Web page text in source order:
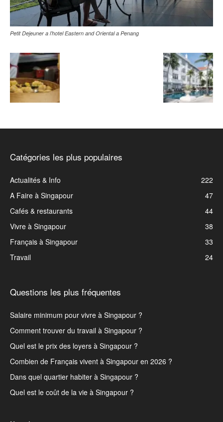
Petit Dejeuner a l’hotel Eastern and Oriental a Penang
Catégories les plus populaires
Actualités & Info
222
A Faire à Singapour
47
Cafés & restaurants
44
Vivre à Singapour
38
Français à Singapour
33
Travail
24
Questions les plus fréquentes
Salaire minimum pour vivre à Singapour ?
Comment trouver du travail à Singapour ?
Quel est le prix des loyers à Singapour ?
Combien de Français vivent à Singapour en 2026 ?
Dans quel quartier habiter à Singapour ?
Quel est le coût de la vie à Singapour ?